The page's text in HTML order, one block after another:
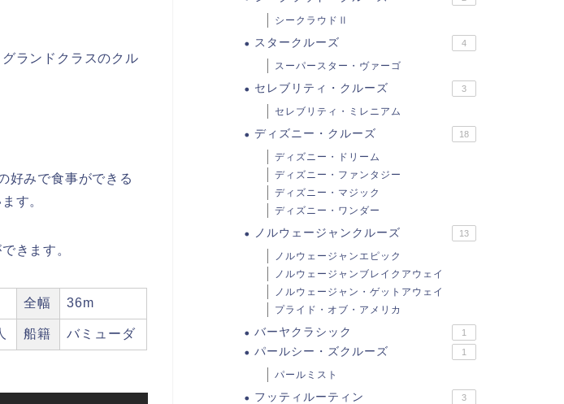
ランドクラスのクル
好みで食事ができる
す。
きます。
全幅 36m
船籍 バミューダ
シークラウドⅡ
スタークルーズ 4
スーパースター・ヴァーゴ
セレブリティ・クルーズ 3
セレブリティ・ミレニアム
ディズニー・クルーズ 18
ディズニー・ドリーム
ディズニー・ファンタジー
ディズニー・マジック
ディズニー・ワンダー
ノルウェージャンクルーズ 13
ノルウェージャンエピック
ノルウェージャンブレイクアウェイ
ノルウェージャン・ゲットアウェイ
プライド・オブ・アメリカ
バーヤクラシック 1
パールシー・ズクルーズ 1
パールミスト
フッティルーティン 3